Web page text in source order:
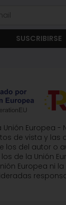
SUSCRIBIRSE
Europea -
de vista y las
los del autor o
de la Unión
Europea ni